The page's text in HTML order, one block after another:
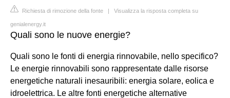
Richiesta di rimozione della fonte | Visualizza la risposta completa su
genialenergy.it
Quali sono le nuove energie?
Quali sono le fonti di energia rinnovabile, nello specifico?
Le energie rinnovabili sono rappresentate dalle risorse
energetiche naturali inesauribili: energia solare, eolica e
idroelettrica. Le altre fonti energetiche alternative